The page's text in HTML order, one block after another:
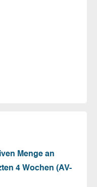
Menge an
4 Wochen (AV-